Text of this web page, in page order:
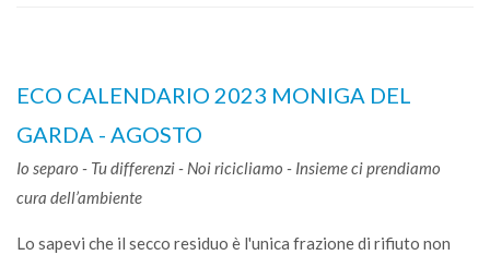
ECO CALENDARIO 2023 MONIGA DEL
GARDA - AGOSTO
Io separo - Tu differenzi - Noi ricicliamo - Insieme ci prendiamo
cura dell’ambiente
Lo sapevi che il secco residuo è l'unica frazione di rifiuto non